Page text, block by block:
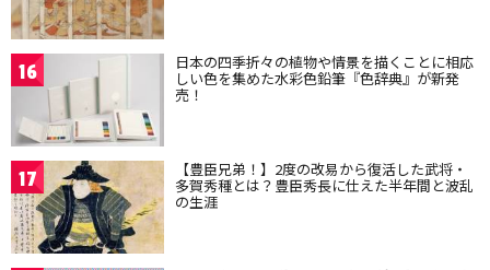
16 日本の四季折々の植物や情景を描くことに相応
しい色を集めた水彩色鉛筆『色辞典』が新発
売！
17 【豊臣兄弟！】2度の改易から復活した武将・
多賀秀種とは？豊臣秀長に仕えた半年間と波乱
の生涯